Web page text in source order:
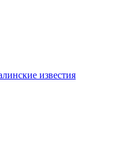
известия